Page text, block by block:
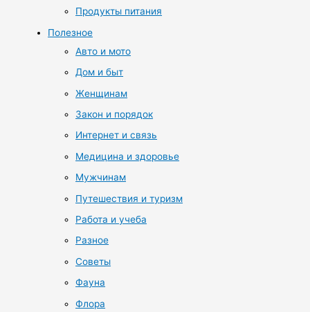
Продукты питания
Полезное
Авто и мото
Дом и быт
Женщинам
Закон и порядок
Интернет и связь
Медицина и здоровье
Мужчинам
Путешествия и туризм
Работа и учеба
Разное
Советы
Фауна
Флора